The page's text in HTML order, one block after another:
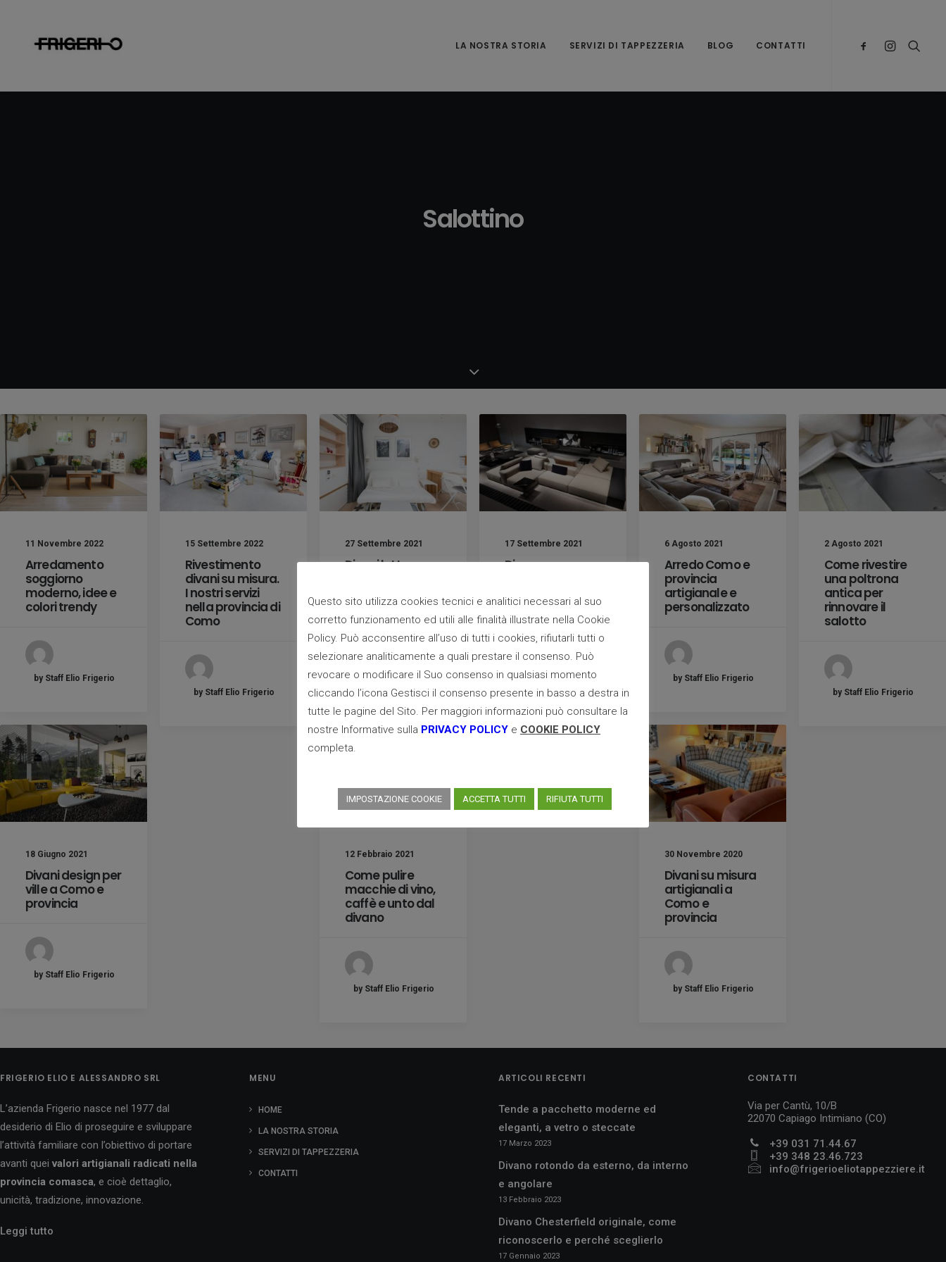
LA NOSTRA STORIA SERVIZI DI TAPPEZZERIA BLOG CONTATTI
Salottino
11 Novembre 2022
Arredamento
soggiorno
moderno, idee e
colori trendy
by Staff Elio Frigerio
15 Settembre 2022
Rivestimento
divani su misura.
I nostri servizi
nella provincia di
Como
by Staff Elio Frigerio
27 Settembre 2021
Divani letto per
un’idea di arredo
funzionale
by Staff Elio Frigerio
17 Settembre 2021
Divano senza
senza braccioli,
soluzione
pratica per il tuo
salotto
by Staff Elio Frigerio
6 Agosto 2021
Arredo Como e
provincia
artigianale e
personalizzato
by Staff Elio Frigerio
2 Agosto 2021
Come rivestire
una poltrona
antica per
rinnovare il
salotto
by Staff Elio Frigerio
18 Giugno 2021
Divani design per
ville a Como e
provincia
by Staff Elio Frigerio
12 Febbraio 2021
Come pulire
macchie di vino,
caffè e unto dal
divano
by Staff Elio Frigerio
30 Novembre 2020
Divani su misura
artigianali a
Como e
provincia
by Staff Elio Frigerio
FRIGERIO ELIO E ALESSANDRO SRL
L’azienda Frigerio nasce nel 1977 dal
desiderio di Elio di proseguire e sviluppare
l’attività familiare con l’obiettivo di portare
avanti quei valori artigianali radicati nella
provincia comasca, e cioè dettaglio,
unicità, tradizione, innovazione.
Leggi tutto
MENU
HOME
LA NOSTRA STORIA
SERVIZI DI TAPPEZZERIA
CONTATTI
ARTICOLI RECENTI
Tende a pacchetto moderne ed
eleganti, a vetro o steccate
17 Marzo 2023
Divano rotondo da esterno, da interno
e angolare
13 Febbraio 2023
Divano Chesterfield originale, come
riconoscerlo e perché sceglierlo
17 Gennaio 2023
CONTATTI
Via per Cantù, 10/B
22070 Capiago Intimiano (CO)
+39 031 71.44.67
+39 348 23.46.723
info@frigerioeliotappezziere.it
Questo sito utilizza cookies tecnici e analitici necessari al suo
corretto funzionamento ed utili alle finalità illustrate nella Cookie
Policy. Può acconsentire all’uso di tutti i cookies, rifiutarli tutti o
selezionare analiticamente a quali prestare il consenso. Può
revocare o modificare il Suo consenso in qualsiasi momento
cliccando l’icona Gestisci il consenso presente in basso a destra in
tutte le pagine del Sito. Per maggiori informazioni può consultare la
nostre Informative sulla PRIVACY POLICY e COOKIE POLICY
completa.
IMPOSTAZIONE COOKIE ACCETTA TUTTI RIFIUTA TUTTI